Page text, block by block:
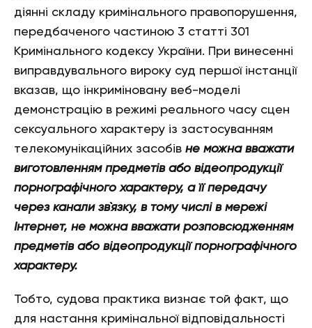
діянні складу кримінального правопорушення,
передбаченого частиною 3 статті 301
Кримінального кодексу України. При винесенні
виправдувального вироку суд першої інстанції
вказав, що інкриміновану веб-моделі
демонстрацію в режимі реального часу сцен
сексуального характеру із застосуванням
телекомунікаційних засобів не можна вважати
виготовленням предметів або відеопродукції
порнографічного характеру, а її передачу
через канали зв`язку, в тому числі в мережі
Інтернет, не можна вважати розповсюдженням
предметів або відеопродукції порнографічного
характеру.
Тобто, судова практика визнає той факт, що
для настання кримінальної відповідальності